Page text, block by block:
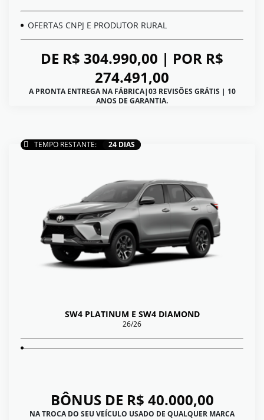
OFERTAS CNPJ E PRODUTOR RURAL
DE R$ 304.990,00 | POR R$
274.491,00
A PRONTA ENTREGA NA FÁBRICA|03 REVISÕES GRÁTIS | 10
ANOS DE GARANTIA.
TEMPO RESTANTE: 24 DIAS
SW4 PLATINUM E SW4 DIAMOND
26/26
BÔNUS DE R$ 40.000,00
NA TROCA DO SEU VEÍCULO USADO DE QUALQUER MARCA